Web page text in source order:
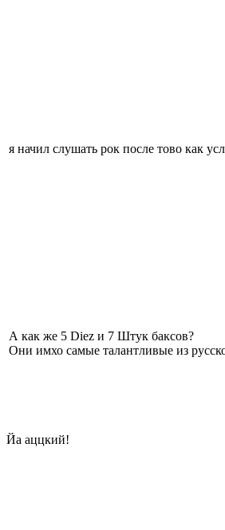
я начил слушать рок после тово как
А как же 5 Diez и 7 Штук баксов?
Они имхо самые талантливые из
Йа аццкий!